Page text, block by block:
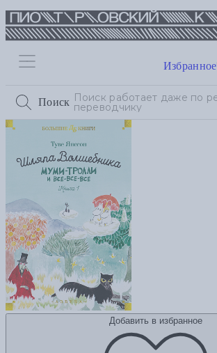
Поиск
Избранное
Добавить в избранное